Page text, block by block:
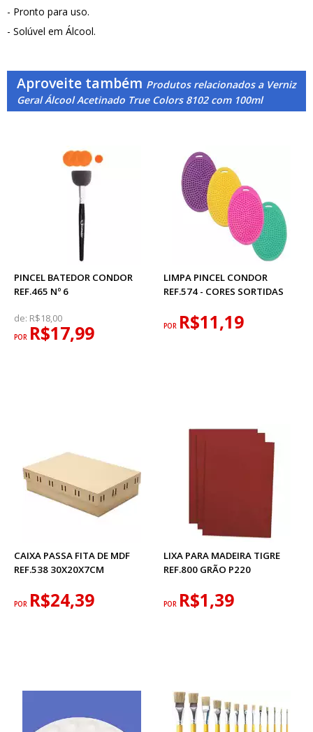
- Pronto para uso.
- Solúvel em Álcool.
Aproveite também Produtos relacionados a Verniz
Geral Álcool Acetinado True Colors 8102 com 100ml
PINCEL BATEDOR CONDOR
REF.465 Nº 6
de: R$18,00
POR R$17,99
LIMPA PINCEL CONDOR
REF.574 - CORES SORTIDAS
POR R$11,19
CAIXA PASSA FITA DE MDF
REF.538 30X20X7CM
POR R$24,39
LIXA PARA MADEIRA TIGRE
REF.800 GRÃO P220
POR R$1,39